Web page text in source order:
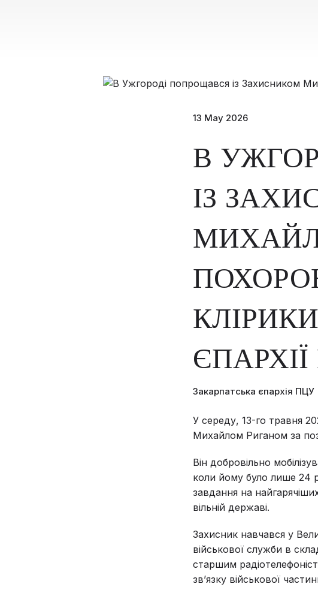
13 May 2026
В
ІЗ
Закарпатська єпархія ПЦУ
У середу, 13-го травня
Михайлом Риганом за
Він добровільно
коли йому було лише 24
завдання на
вільній державі.
Захисник навчався у
військової служби в
старшим
звʼязку військової